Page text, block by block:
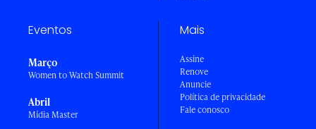
Eventos
Março
Women to Watch Summit
Abril
Mídia Master
Mais
Assine
Renove
Anuncie
Política de privacidade
Fale conosco